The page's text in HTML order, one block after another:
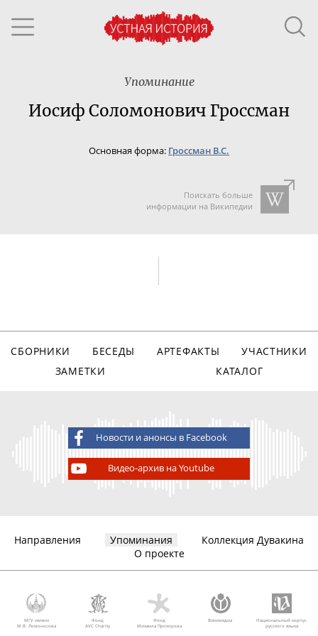
Упоминание
Иосиф Соломонович Гроссман
Основная форма: Гроссман В.С.
Поискать больше
информации на Википедии
СБОРНИКИ БЕСЕДЫ АРТЕФАКТЫ
УЧАСТНИКИ
ЗАМЕТКИ
КАТАЛОГ
Новости и анонсы в Facebook
Видео-архив на Youtube
Направления Упоминания
Коллекция Дувакина
О проекте
МГУ имени
М.В. Ломоносова
Фонд
AVC Charity
Фонд
Михаила Прохорова
Викимедиа
Национальный корпус
русского языка